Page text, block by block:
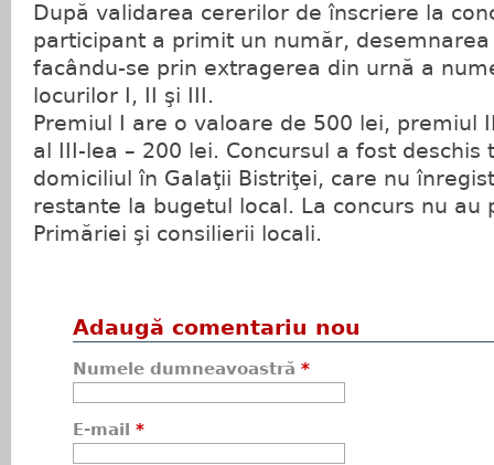
După validarea cererilor de înscriere la
participant a primit un număr,
facându-se prin extragerea din urnă a
locurilor I, II şi III.
Premiul I are o valoare de 500 lei, premiul
al III-lea – 200 lei. Concursul a fost
domiciliul în Galaţii Bistriţei, care nu
restante la bugetul local. La concurs nu au
Primăriei şi consilierii locali.
Adaugă comentariu nou
Numele dumneavoastră *
E-mail *